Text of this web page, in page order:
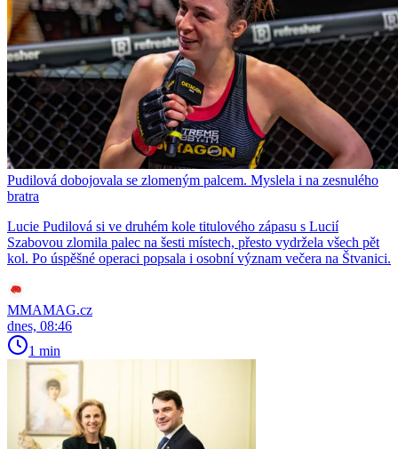
Pudilová dobojovala se zlomeným palcem. Myslela i na zesnulého
bratra
Lucie Pudilová si ve druhém kole titulového zápasu s Lucií
Szabovou zlomila palec na šesti místech, přesto vydržela všech pět
kol. Po úspěšné operaci popsala i osobní význam večera na Štvanici.
MMAMAG.cz
dnes, 08:46
1 min